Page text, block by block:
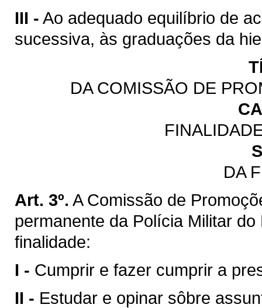
III - Ao adequado equilíbrio de
sucessiva, às graduações da
DA COMISSÃO DE
DA
Art. 3º. A Comissão de
permanente da Polícia Militar
finalidade:
I - Cumprir e fazer cumprir a
II - Estudar e opinar sôbre